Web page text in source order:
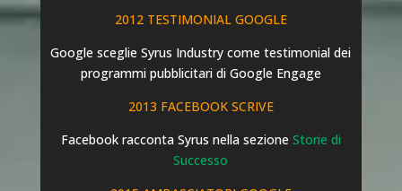
2012 TESTIMONIAL GOOGLE
Google sceglie Syrus Industry come testimonial dei
programmi pubblicitari di Google Engage
2013 FACEBOOK SCRIVE
Facebook racconta Syrus nella sezione Storie di
Successo